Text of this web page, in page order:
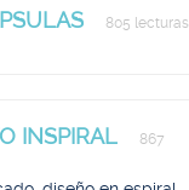
805 lecturas
INSPIRAL
867